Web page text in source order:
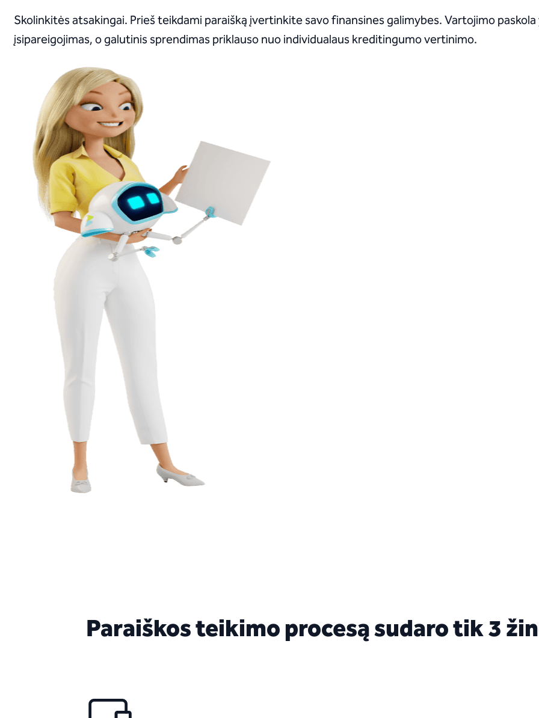
Skolinkitės atsakingai. Prieš teikdami paraišką įvertinkite savo finansines galimybes. Vartojimo
įsipareigojimas, o galutinis sprendimas priklauso nuo individualaus kreditingumo vertinimo.
Paraiškos teikimo procesą sudaro tik 3